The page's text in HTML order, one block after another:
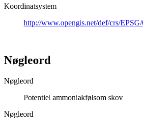
Koordinatsystem
http://www.opengis.net/def/crs/
Nøgleord
Nøgleord
Potentiel ammoniakfølsom skov
Nøgleord